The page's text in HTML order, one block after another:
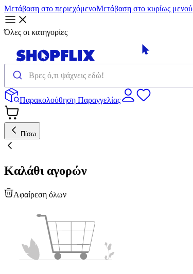
Μετάβαση στο περιεχόμενοΜετάβαση στο κυρίως μενού
Όλες οι κατηγορίες
Παρακολούθηση Παραγγελίας
Πίσω
Καλάθι αγορών
Αφαίρεση όλων